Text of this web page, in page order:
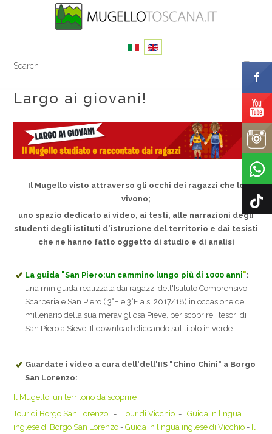
Largo ai giovani!
Il Mugello visto attraverso gli occhi dei ragazzi che lo
vivono;
uno spazio dedicato ai video, ai testi, alle narrazioni degli
studenti degli istituti d'istruzione del territorio e dai tesisti
che ne hanno fatto oggetto di studio e di analisi
La guida "San Piero:un cammino lungo più di 1000 anni":
una miniguida realizzata dai ragazzi dell'Istituto Comprensivo
Scarperia e San Piero ( 3°E e 3°F a.s. 2017/18) in occasione del
millenario della sua meravigliosa Pieve, per scoprire i tesori di
San Piero a Sieve. Il download cliccando sul titolo in verde.
Guardate i video a cura dell'dell'IIS "Chino Chini" a Borgo
San Lorenzo:
Il Mugello, un territorio da scoprire
Tour di Borgo San Lorenzo -Tour di Vicchio -Guida in lingua
inglese di Borgo San Lorenzo -Guida in lingua inglese di Vicchio - Il